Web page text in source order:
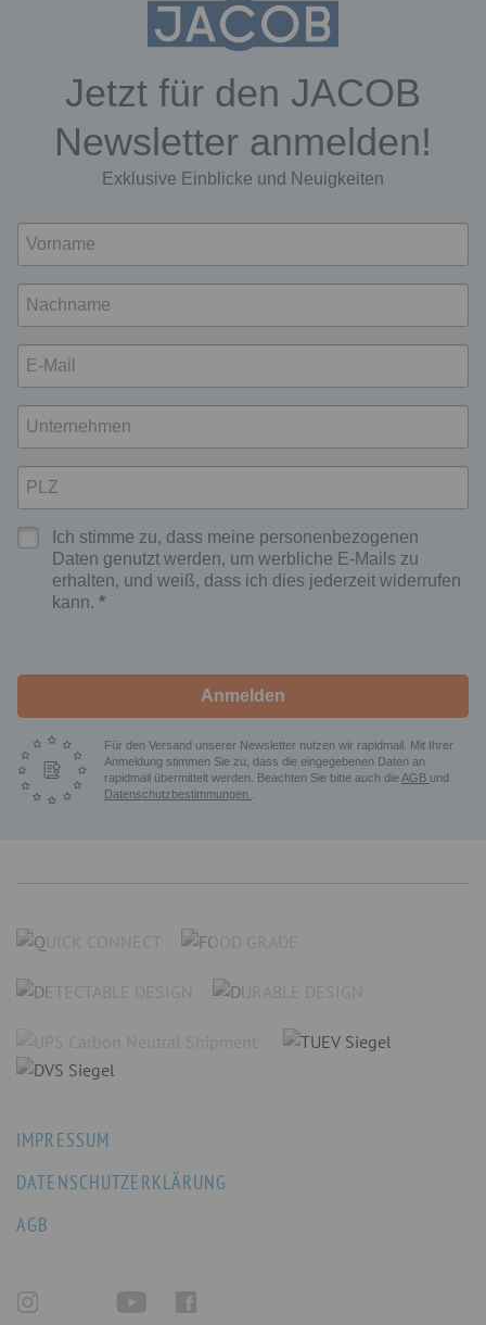
Jetzt für den JACOB
Newsletter anmelden!
Exklusive Einblicke und Neuigkeiten
Ich stimme zu, dass meine personenbezogenen
Daten genutzt werden, um werbliche E-Mails zu
erhalten, und weiß, dass ich dies jederzeit widerrufen
kann.
Anmelden
Für den Versand unserer Newsletter nutzen wir rapidmail. Mit Ihrer
Anmeldung stimmen Sie zu, dass die eingegebenen Daten an
rapidmail übermittelt werden. Beachten Sie bitte auch dieAGB und
Datenschutzbestimmungen
IMPRESSUM
DATENSCHUTZERKLÄRUNG
AGB